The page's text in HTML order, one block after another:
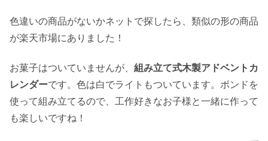
色違いの商品がないかネットで探したら、類似の形の商品
が楽天市場にありました！
お菓子はついていませんが、 組み立て式木製アドベントカ
レンダーです。色は白でライトもついています。ボンドを
使って組み立てるので、工作好きなお子様と一緒に作って
も楽しいですね！